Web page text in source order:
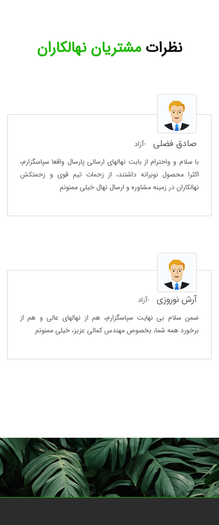
نظراتمشتریان نهالکاران
صادق فضلی
-آزاد
با سلام و واحترام از بابت نهالهای ارسالی پارسال واقعا سپاسگزارم،
اکثرا محصول نوبرانه داشتند، از زحمات تیم قوی و زحمتکش
نهالکاران در زمینه مشاوره و ارسال نهال خیلی ممنونم
آرش نوروزی
-آزاد
ضمن سلام بی نهایت سپاسگزارم، هم از نهالهای عالی و هم از
برخورد همه شما، بخصوص مهندس کمالی عزیز، خیلی ممنونم